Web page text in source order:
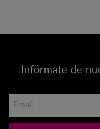
Infórmate de